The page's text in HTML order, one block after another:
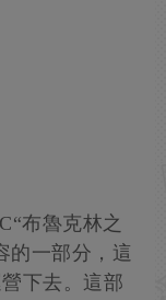
布魯克林之
的一部分，這
下去。這部